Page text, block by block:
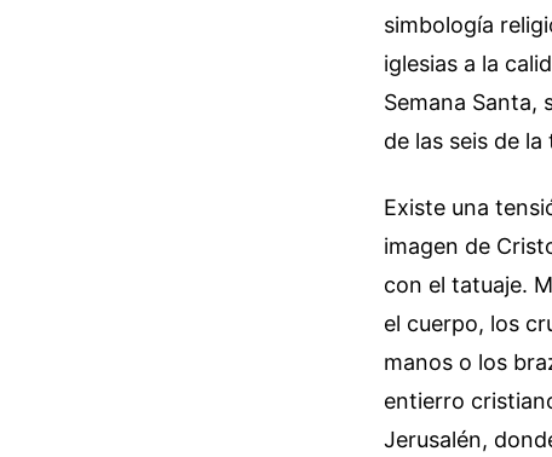
simbología
iglesias a la
Semana Santa,
de las seis de la
Existe una
imagen de
con el tatuaje.
el cuerpo, los
manos o los
entierro
Jerusalén,